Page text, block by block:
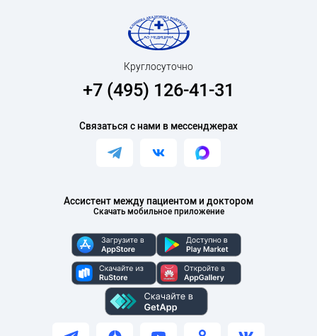
Ассистент между пациентом и доктором
Скачать мобильное приложение
Круглосуточно
+7 (495) 126-41-31
Связаться с нами в мессенджерах